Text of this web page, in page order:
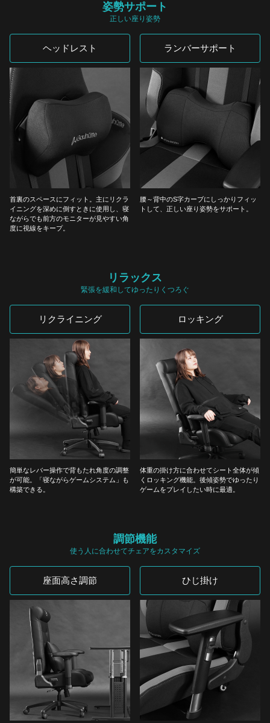
姿勢サポート
正しい座り姿勢
ヘッドレスト
首裏のスペースにフィット。主にリクラ
イニングを深めに倒すときに使用し、寝
ながらでも前方のモニターが見やすい角
度に視線をキープ。
ランバーサポート
腰～背中のS字カーブにしっかりフィッ
トして、正しい座り姿勢をサポート。
リラックス
緊張を緩和してゆったりくつろぐ
リクライニング
簡単なレバー操作で背もたれ角度の調整
が可能。「寝ながらゲームシステム」も
構築できる。
ロッキング
体重の掛け方に合わせてシート全体が傾
くロッキング機能。後傾姿勢でゆったり
ゲームをプレイしたい時に最適。
調節機能
使う人に合わせてチェアをカスタマイズ
座面高さ調節 ひじ掛け